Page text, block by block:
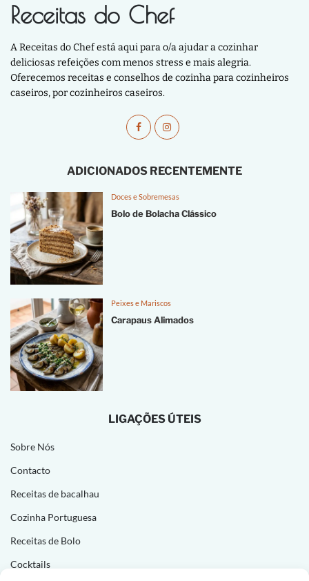
Receitas do Chef
A Receitas do Chef está aqui para o/a ajudar a cozinhar
deliciosas refeições com menos stress e mais alegria.
Oferecemos receitas e conselhos de cozinha para cozinheiros
caseiros, por cozinheiros caseiros.
ADICIONADOS RECENTEMENTE
Doces e Sobremesas
Bolo de Bolacha Clássico
Peixes e Mariscos
Carapaus Alimados
LIGAÇÕES ÚTEIS
Sobre Nós
Contacto
Receitas de bacalhau
Cozinha Portuguesa
Receitas de Bolo
Cocktails